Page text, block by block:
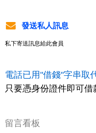
發送私人訊息
私下寄送訊息給此會員
電話已用"借錢"字串取
只要憑身份證件即可借
留言看板